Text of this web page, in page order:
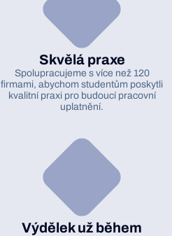
Skvělá praxe
Spolupracujeme s více než 120
firmami, abychom studentům poskytli
kvalitní praxi pro budoucí pracovní
uplatnění.
Výdělek už během